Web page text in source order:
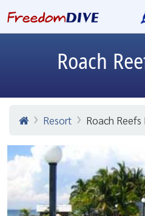
Roach
Resort Roach Reefs